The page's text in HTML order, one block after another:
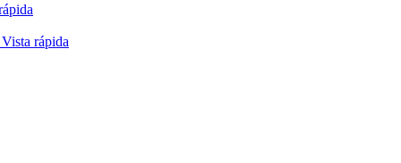
Vista rápida